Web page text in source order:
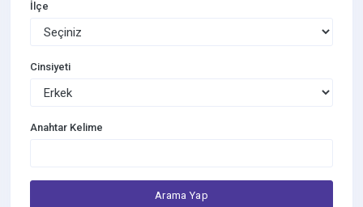
İlçe
Cinsiyeti
Anahtar Kelime
Arama Yap